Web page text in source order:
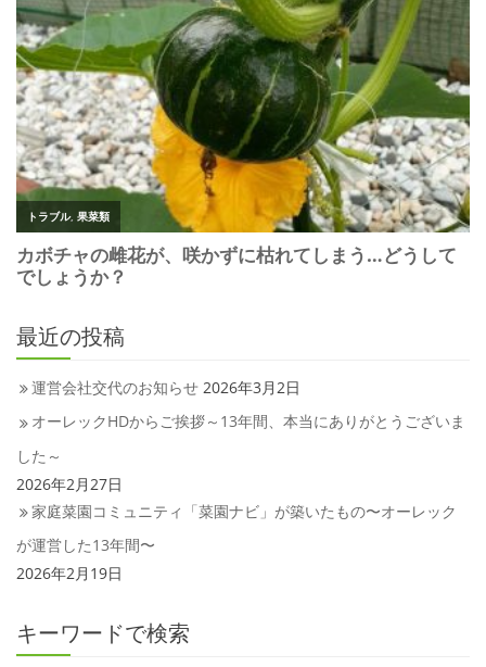
最近の投稿
運営会社交代のお知らせ 2026年3月2日
オーレックHDからご挨拶～13年間、本当にありがとうございま
した～
2026年2月27日
家庭菜園コミュニティ「菜園ナビ」が築いたもの〜オーレック
が運営した13年間〜
2026年2月19日
キーワードで検索